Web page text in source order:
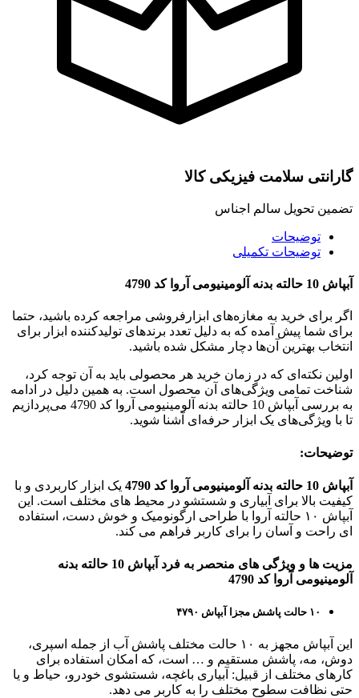
گارانتی سلامت فیزیکی کالا
تضمین تحویل سالم اجناس
توضیحات
توضیحات تکمیلی
آبپاش 10 حالته بدنه آلومینیومی آروا کد 4790
اگر برای خرید به مغازه‌های ابزارفروشی مراجعه کرده باشید، حتما
برای شما پیش آمده که به دلیل تعدد برندهای تولیدکننده ابزار برای
انتخاب بهترین آن‌ها دچار مشکل شده باشید.
اولین نکته‌ای که در زمان خرید هر محصولی باید به آن توجه کرد،
شناخت تمامی ویژگی‌های آن محصول است. به همین دلیل در ادامه
به بررسی آبپاش 10 حالته بدنه آلومینیومی آروا کد 4790 می‌پردازیم
تا با ویژگی‌های یک ابزار حرفه‌ای آشنا شوید.
توضیحات:
آبپاش 10 حالته بدنه آلومینیومی آروا کد 4790
یک ابزار کاربردی و با
کیفیت بالا برای آبیاری و شستشو در محیط ‌های مختلف است. این
آبپاش ۱۰ حالته آروا با طراحی ارگونومیک و خوش ‌دست، استفاده
ای راحت و آسان را برای کاربر فراهم می کند.
مزیت ها و ویژگی های منحصر به فرد آبپاش 10 حالته بدنه
آلومینیومی آروا کد 4790
۱۰ حالت پاشش مجزا آبپاش ۴۷۹۰
این آبپاش مجهز به ۱۰ حالت مختلف پاشش آب از جمله اسپری،
دوش، مه، پاشش مستقیم و … است، که امکان استفاده برای
کارهای مختلف از قبیل: آبیاری باغچه، شستشوی خودرو، حیاط و یا
حتی نظافت سطوح مختلف را به کاربر می‌ دهد.